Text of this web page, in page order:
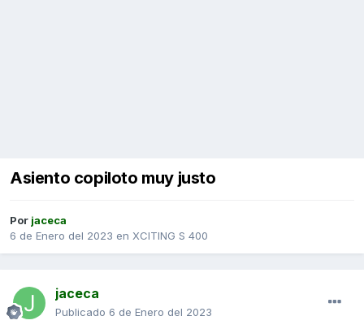
Asiento copiloto muy justo
Por jaceca
6 de Enero del 2023 en XCITING S 400
jaceca
Publicado 6 de Enero del 2023